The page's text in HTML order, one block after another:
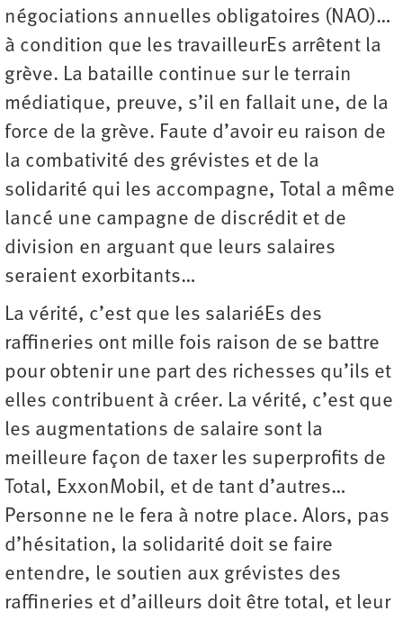
négociations annuelles obligatoires (NAO)…
à condition que les travailleurEs arrêtent la
grève. La bataille continue sur le terrain
médiatique, preuve, s’il en fallait une, de la
force de la grève. Faute d’avoir eu raison de
la combativité des grévistes et de la
solidarité qui les accompagne, Total a même
lancé une campagne de discrédit et de
division en arguant que leurs salaires
seraient exorbitants…
La vérité, c’est que les salariéEs des
raffineries ont mille fois raison de se battre
pour obtenir une part des richesses qu’ils et
elles contribuent à créer. La vérité, c’est que
les augmentations de salaire sont la
meilleure façon de taxer les superprofits de
Total, ExxonMobil, et de tant d’autres…
Personne ne le fera à notre place. Alors, pas
d’hésitation, la solidarité doit se faire
entendre, le soutien aux grévistes des
raffineries et d’ailleurs doit être total, et leur